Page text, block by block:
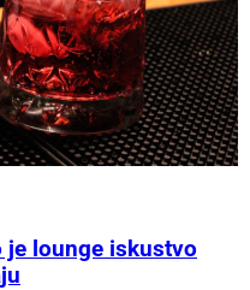
lounge iskustvo